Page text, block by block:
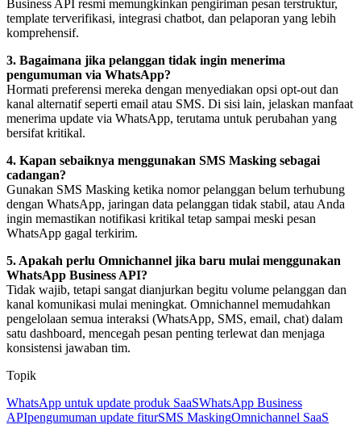
Business API resmi memungkinkan pengiriman pesan terstruktur,
template terverifikasi, integrasi chatbot, dan pelaporan yang lebih
komprehensif.
3. Bagaimana jika pelanggan tidak ingin menerima
pengumuman via WhatsApp?
Hormati preferensi mereka dengan menyediakan opsi opt-out dan
kanal alternatif seperti email atau SMS. Di sisi lain, jelaskan manfaat
menerima update via WhatsApp, terutama untuk perubahan yang
bersifat kritikal.
4. Kapan sebaiknya menggunakan SMS Masking sebagai
cadangan?
Gunakan SMS Masking ketika nomor pelanggan belum terhubung
dengan WhatsApp, jaringan data pelanggan tidak stabil, atau Anda
ingin memastikan notifikasi kritikal tetap sampai meski pesan
WhatsApp gagal terkirim.
5. Apakah perlu Omnichannel jika baru mulai menggunakan
WhatsApp Business API?
Tidak wajib, tetapi sangat dianjurkan begitu volume pelanggan dan
kanal komunikasi mulai meningkat. Omnichannel memudahkan
pengelolaan semua interaksi (WhatsApp, SMS, email, chat) dalam
satu dashboard, mencegah pesan penting terlewat dan menjaga
konsistensi jawaban tim.
Topik
WhatsApp untuk update produk SaaSWhatsApp Business
APIpengumuman update fiturSMS MaskingOmnichannel SaaS